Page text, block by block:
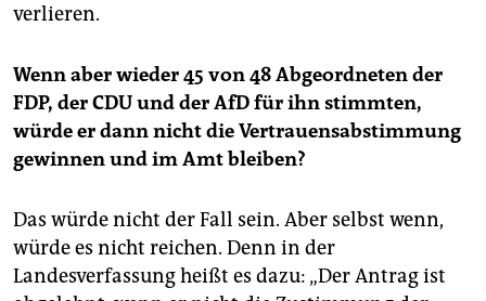
verlieren.
Wenn aber wieder 45 von 48 Abgeordneten der
FDP, der CDU und der AfD für ihn stimmten,
würde er dann nicht die Vertrauensabstimmung
gewinnen und im Amt bleiben?
Das würde nicht der Fall sein. Aber selbst wenn,
würde es nicht reichen. Denn in der
Landesverfassung heißt es dazu: „Der Antrag ist